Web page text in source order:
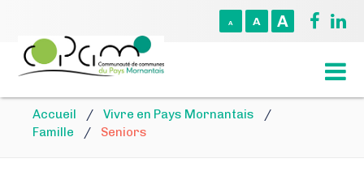
A A A
Accueil / Vivre en Pays Mornantais
/
Famille
/ Seniors